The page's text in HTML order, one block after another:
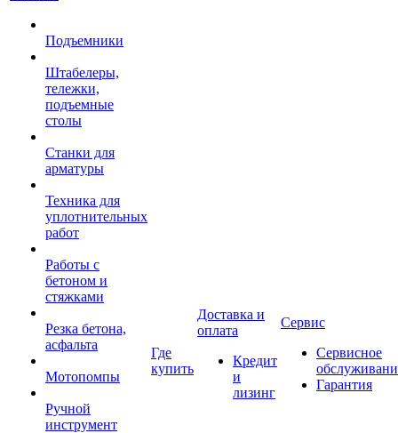
Подъемники
Штабелеры,
тележки,
подъемные
столы
Станки для
арматуры
Техника для
уплотнительных
работ
Работы с
бетоном и
стяжками
Резка бетона,
асфальта
Мотопомпы
Ручной
инструмент
Где
купить
Доставка и
оплата
Кредит
и
лизинг
Сервис
Сервисное
Гарантия